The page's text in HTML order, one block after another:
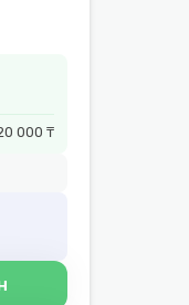
000 ₸